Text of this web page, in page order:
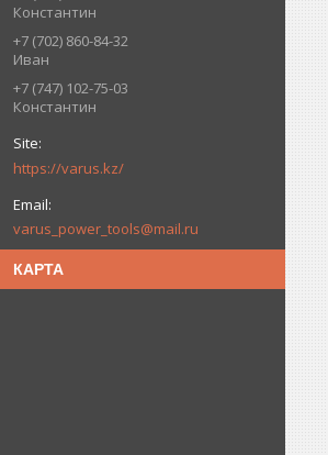
Константин
+7 (702) 860-84-32
Иван
+7 (747) 102-75-03
Константин
https://varus.kz/
varus_power_tools@mail.ru
КАРТА